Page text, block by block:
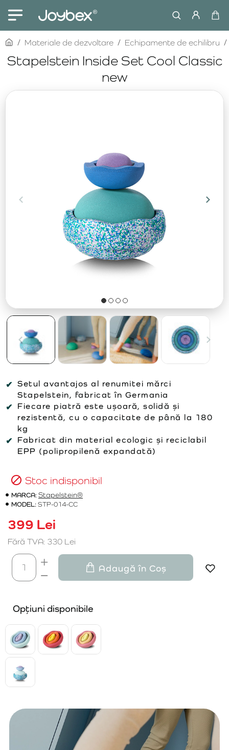
Stapelstein Inside Set Cool Classic
new
homeMateriale de dezvoltare Echipamente de echilibru
Setul avantajos al renumitei mărci
Stapelstein, fabricat în Germania
Fiecare piatră este ușoară, solidă și
rezistentă, cu o capacitate de până la 180
kg
Fabricat din material ecologic și reciclabil
EPP (polipropilenă expandată)
Stoc indisponibil
MARCA:Stapelstein®
MODEL:STP-014-CC
399 Lei
Fără TVA: 330 Lei
Adaugă în Coș
Opțiuni disponibile